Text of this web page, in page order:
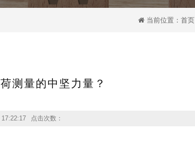
当前位置： 首页
测量的中坚力量？
17:22:17 点击次数：